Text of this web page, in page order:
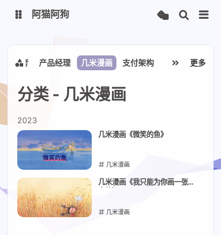
博客 今日热榜
网址导航 主题狗
站点检测
食用手册
阿猫阿狗
思考 产品经理 几米漫画 支付架构 接口文档更多
分类 - 几米漫画
2023
几米漫画《微笑的鱼》
几米漫画
2023-08-27
几米漫画《我只能为你画一张小
几米漫画